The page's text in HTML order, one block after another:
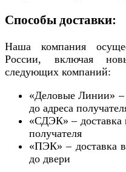
Способы доставки:
Наша компания
России, включая
следующих компаний:
«Деловые Линии» –
до адреса
«СДЭК» – доставка
получателя
«ПЭК» – доставка
до двери